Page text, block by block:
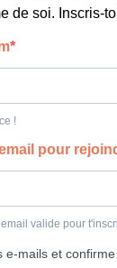
de soi. Inscris-
!
pour
valide pour
e-mails et